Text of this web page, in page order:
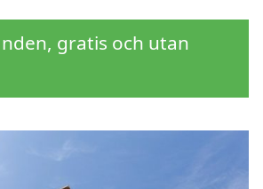
gratis och utan